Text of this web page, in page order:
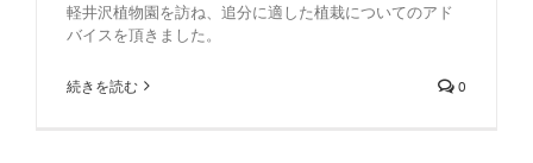
軽井沢植物園を訪ね、追分に適した植栽についてのアド
バイスを頂きました。
続きを読む 0